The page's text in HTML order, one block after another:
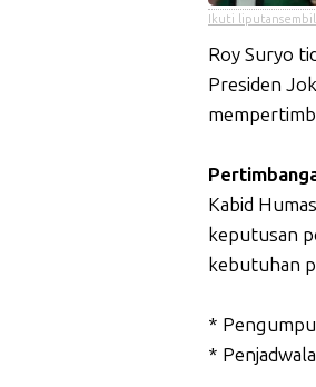
Ikuti
Roy Suryo
Presiden
Kabid
keputusan
kebutuhan
*
*